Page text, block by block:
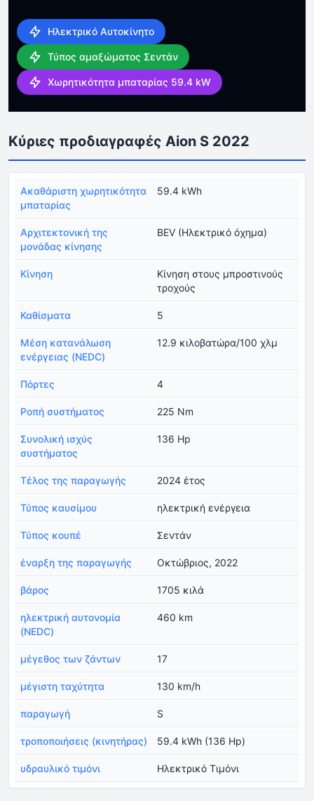
Ηλεκτρικό Αυτοκίνητο
Τύπος αμαξώματος Σεντάν
Χωρητικότητα μπαταρίας 59.4 kW
Κύριες προδιαγραφές Aion S 2022
Ακαθάριστη χωρητικότητα
μπαταρίας
59.4 kWh
Αρχιτεκτονική της
μονάδας κίνησης
BEV (Ηλεκτρικό όχημα)
Κίνηση
Κίνηση στους μπροστινούς
τροχούς
Καθίσματα 5
Μέση κατανάλωση
ενέργειας (NEDC)
12.9 κιλοβατώρα/100 χλμ
Πόρτες 4
Ροπή συστήματος 225 Nm
Συνολική ισχύς
συστήματος
136 Hp
Τέλος της παραγωγής 2024 έτος
Τύπος καυσίμου ηλεκτρική ενέργεια
Τύπος κουπέ Σεντάν
έναρξη της παραγωγής Οκτώβριος, 2022
βάρος 1705 κιλά
ηλεκτρική αυτονομία
(NEDC)
460 km
μέγεθος των ζάντων 17
μέγιστη ταχύτητα 130 km/h
παραγωγή S
τροποποιήσεις (κινητήρας) 59.4 kWh (136 Hp)
υδραυλικό τιμόνι Ηλεκτρικό Τιμόνι